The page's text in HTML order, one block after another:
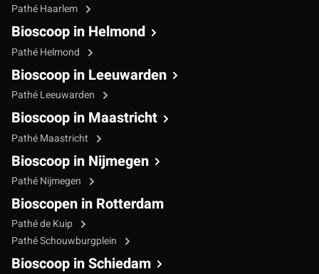
Pathé Haarlem
Bioscoop in Helmond
Pathé Helmond
Bioscoop in Leeuwarden
Pathé Leeuwarden
Bioscoop in Maastricht
Pathé Maastricht
Bioscoop in Nijmegen
Pathé Nijmegen
Bioscopen in Rotterdam
Pathé de Kuip
Pathé Schouwburgplein
Bioscoop in Schiedam